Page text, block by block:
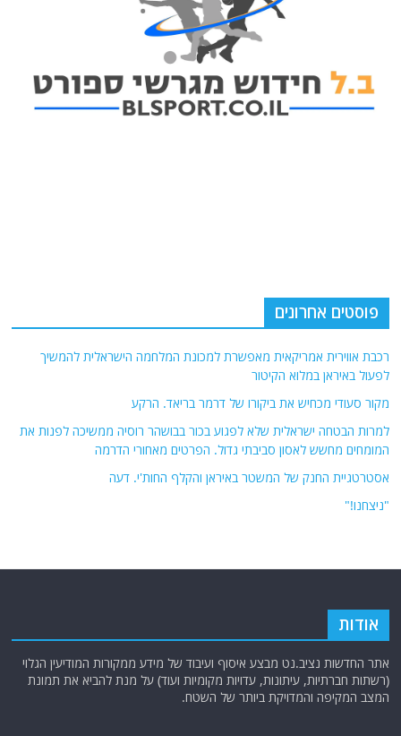
פוסטים אחרונים
רכבת אווירית אמריקאית מאפשרת למכונת המלחמה הישראלית להמשיך
לפעול באיראן במלוא הקיטור
מקור סעודי מכחיש את ביקורו של דרמר בריאד. הרקע
למרות הבטחה ישראלית שלא לפגוע בכור בבושהר רוסיה ממשיכה לפנות את
המומחים מחשש לאסון סביבתי גדול. הפרטים מאחורי הדרמה
אסטרטגיית החנק של המשטר באיראן והקלף החות'י. דעה
"ניצחנו!"
אודות
אתר החדשות נציב.נט מבצע איסוף ועיבוד של מידע ממקורות המודיעין הגלוי
(רשתות חברתיות, עיתונות, עדויות מקומיות ועוד) על מנת להביא את תמונת
המצב המקיפה והמדויקת ביותר של השטח.